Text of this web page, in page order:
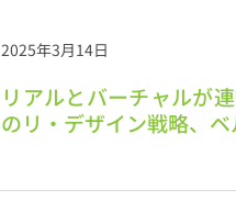
2025年3月14日
リアルとバーチャルが
のリ・デザイン戦略、